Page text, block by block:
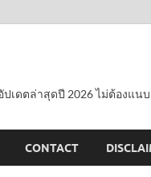
เดตล่าสุดปี 2026 ไม่ต้องแน
CONTACT